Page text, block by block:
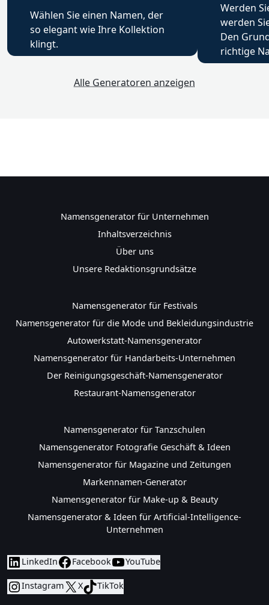
Wählen Sie einen Namen, der
so elegant wie Ihre Kollektion
klingt.
Werden
werden
Den
richtige
Alle Generatoren anzeigen
Namensgenerator für Unternehmen
Inhaltsverzeichnis
Über uns
Unsere Redaktionsgrundsätze
Namensgenerator für Festivals
Namensgenerator für die Mode und Bekleidungsindustrie
Autowerkstatt-Namensgenerator
Namensgenerator für Handarbeits-Unternehmen
Der Reinigungsgeschäft-Namensgenerator
Restaurant-Namensgenerator
Namensgenerator für Tanzschulen
Namensgenerator Fotografie Geschäft & Ideen
Namensgenerator für Magazine und Zeitungen
Markennamen-Generator
Namensgenerator für Make-up & Beauty
Namensgenerator & Ideen für Artificial-Intelligence-
Unternehmen
LinkedIn Facebook YouTube
Instagram X TikTok